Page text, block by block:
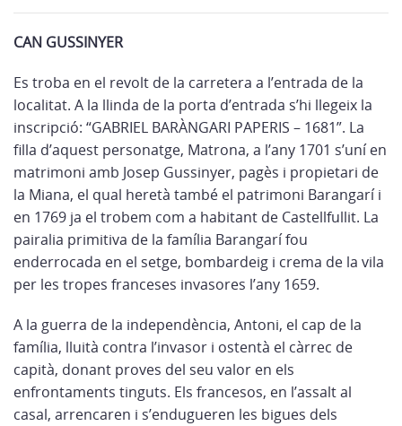
CAN GUSSINYER
Es troba en el revolt de la carretera a l’entrada de la
localitat. A la llinda de la porta d’entrada s’hi llegeix la
inscripció: “GABRIEL BARÀNGARI PAPERIS – 1681”. La
filla d’aquest personatge, Matrona, a l’any 1701 s’uní­ en
matrimoni amb Josep Gussinyer, pagès i propietari de
la Miana, el qual heretà també el patrimoni Barangarí­ i
en 1769 ja el trobem com a habitant de Castellfullit. La
pairalia primitiva de la famí­lia Barangarí­ fou
enderrocada en el setge, bombardeig i crema de la vila
per les tropes franceses invasores l’any 1659.
A la guerra de la independència, Antoni, el cap de la
famí­lia, lluità contra l’invasor i ostentà el càrrec de
capità, donant proves del seu valor en els
enfrontaments tinguts. Els francesos, en l’assalt al
casal, arrencaren i s’endugueren les bigues dels